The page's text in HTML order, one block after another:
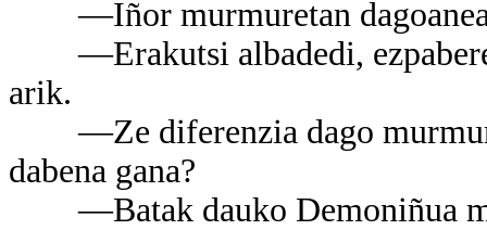
—Iñor murmuretan
—Erakutsi albadedi, ezpabere
arik.
—Ze diferenzia dago
dabena gana?
—Batak dauko Demoniñua